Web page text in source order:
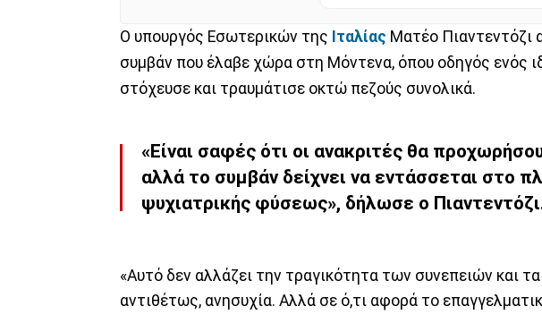
Ο υπουργός Εσωτερικών της Ιταλίας Ματέο Πιαντεντόζι
συμβάν που έλαβε χώρα στη Μόντενα, όπου οδηγός ενός
στόχευσε και τραυμάτισε οκτώ πεζούς συνολικά.
«Είναι σαφές ότι οι ανακριτές θα
αλλά το συμβάν δείχνει να εντάσσεται στο
ψυχιατρικής φύσεως», δήλωσε ο
«Αυτό δεν αλλάζει την τραγικότητα των συνεπειών και
αντιθέτως, ανησυχία. Αλλά σε ό,τι αφορά το